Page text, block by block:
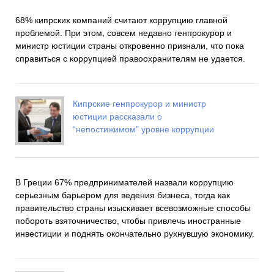
68% кипрских компаний считают коррупцию главной
проблемой. При этом, совсем недавно генпрокурор и
министр юстиции страны откровенно признали, что пока
справиться с коррупцией правоохранителям не удается.
Кипрские генпрокурор и министр
юстиции рассказали о
“непостижимом” уровне коррупции
В Греции 67% предпринимателей назвали коррупцию
серьезным барьером для ведения бизнеса, тогда как
правительство страны изыскивает всевозможные способы
побороть взяточничество, чтобы привлечь иностранные
инвестиции и поднять окончательно рухнувшую экономику.